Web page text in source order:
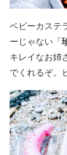
ベビーカステ
ーじゃない「
キレイなお姉
でくれるぞ。